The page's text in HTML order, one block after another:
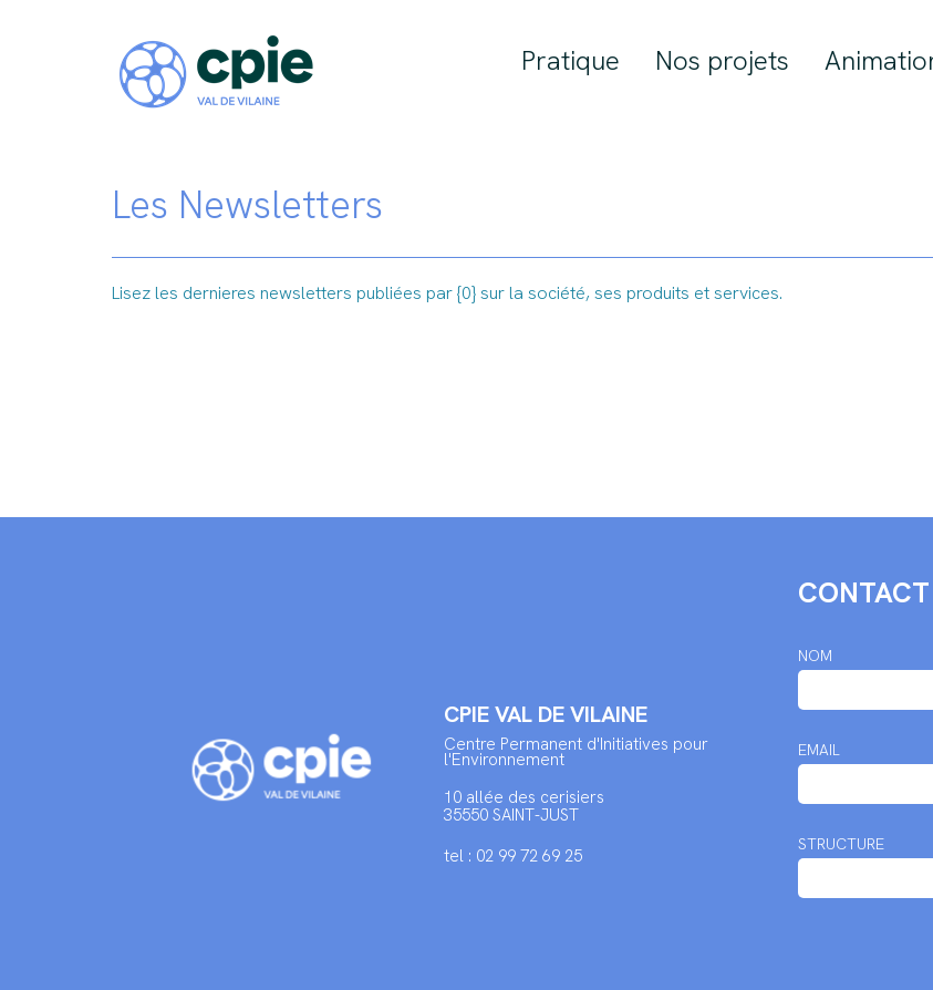
Pratique Nos projets
Les Newsletters
Lisez les dernieres newsletters publiées par {0} sur la société, ses produits et services.
CPIE VAL DE VILAINE
Centre Permanent d'Initiatives pour
l'Environnement
10 allée des cerisiers
35550 SAINT-JUST
tel : 02 99 72 69 25
CONTACT
NOM
EMAIL
STRUCTURE